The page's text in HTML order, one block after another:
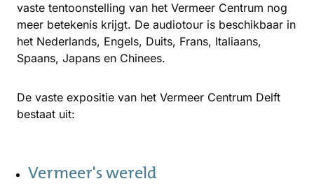
vaste tentoonstelling van het Vermeer Centrum nog
meer betekenis krijgt. De audiotour is beschikbaar in
het Nederlands, Engels, Duits, Frans, Italiaans,
Spaans, Japans en Chinees.
De vaste expositie van het Vermeer Centrum Delft
bestaat uit:
Vermeer's wereld